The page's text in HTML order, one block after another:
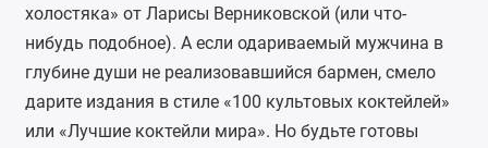
холостяка» от Ларисы Верниковской (или что-
нибудь подобное). А если одариваемый мужчина в
глубине души не реализовавшийся бармен, смело
дарите издания в стиле «100 культовых коктейлей»
или «Лучшие коктейли мира». Но будьте готовы